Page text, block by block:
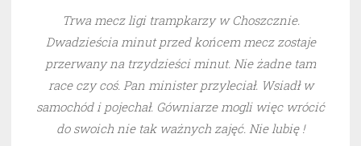
Trwa mecz ligi trampkarzy w Choszcznie.
Dwadzieścia minut przed końcem mecz zostaje
przerwany na trzydzieści minut. Nie żadne tam
race czy coś. Pan minister przyleciał. Wsiadł w
samochód i pojechał. Gówniarze mogli więc wrócić
do swoich nie tak ważnych zajęć. Nie lubię !